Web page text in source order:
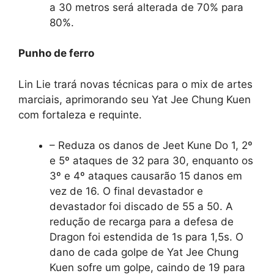
a 30 metros será alterada de 70% para
80%.
Punho de ferro
Lin Lie trará novas técnicas para o mix de artes
marciais, aprimorando seu Yat Jee Chung Kuen
com fortaleza e requinte.
– Reduza os danos de Jeet Kune Do 1, 2º
e 5º ataques de 32 para 30, enquanto os
3º e 4º ataques causarão 15 danos em
vez de 16. O final devastador e
devastador foi discado de 55 a 50. A
redução de recarga para a defesa de
Dragon foi estendida de 1s para 1,5s. O
dano de cada golpe de Yat Jee Chung
Kuen sofre um golpe, caindo de 19 para